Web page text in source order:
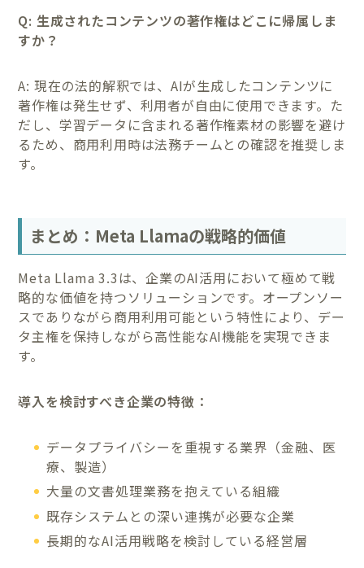
Q: 生成されたコンテンツの著作権はどこに帰属しま
すか？
A: 現在の法的解釈では、AIが生成したコンテンツに
著作権は発生せず、利用者が自由に使用できます。た
だし、学習データに含まれる著作権素材の影響を避け
るため、商用利用時は法務チームとの確認を推奨しま
す。
まとめ：Meta Llamaの戦略的価値
Meta Llama 3.3は、企業のAI活用において極めて戦
略的な価値を持つソリューションです。オープンソー
スでありながら商用利用可能という特性により、デー
タ主権を保持しながら高性能なAI機能を実現できま
す。
導入を検討すべき企業の特徴：
データプライバシーを重視する業界（金融、医
療、製造）
大量の文書処理業務を抱えている組織
既存システムとの深い連携が必要な企業
長期的なAI活用戦略を検討している経営層